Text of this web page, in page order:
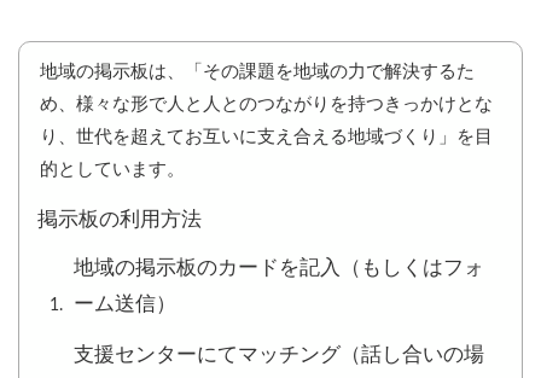
地域の掲示板は、「その課題を地域の力で解決するた
め、様々な形で人と人とのつながりを持つきっかけとな
り、世代を超えてお互いに支え合える地域づくり」を目
的としています。
掲示板の利用方法
地域の掲示板のカードを記入（もしくはフォ
ーム送信）
支援センターにてマッチング（話し合いの場